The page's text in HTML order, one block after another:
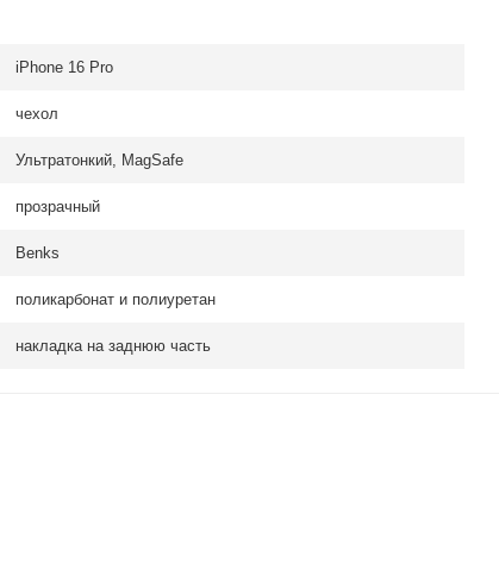
iPhone 16 Pro
чехол
Ультратонкий, MagSafe
прозрачный
Benks
поликарбонат и полиуретан
накладка на заднюю часть